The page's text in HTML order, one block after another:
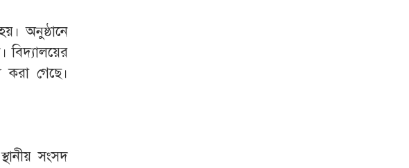
অনুষ্ঠানে
বিদ্যালয়ের
গেছে।
সংসদ